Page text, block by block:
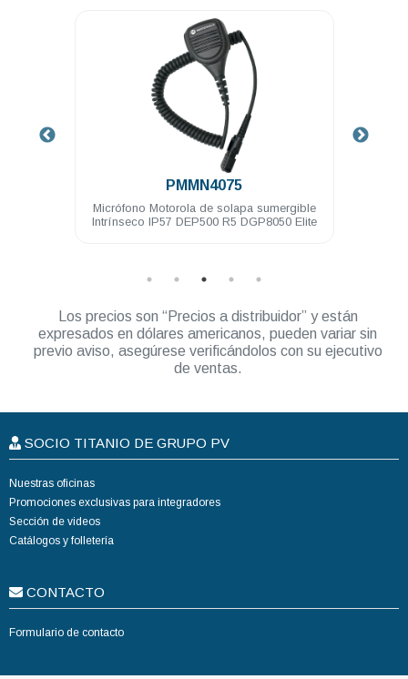
PMMN4075
Micrófono Motorola de solapa sumergible
Intrínseco IP57 DEP500 R5 DGP8050 Elite
Los precios son “Precios a distribuidor” y están
expresados en dólares americanos, pueden variar sin
previo aviso, asegúrese verificándolos con su ejecutivo
de ventas.
SOCIO TITANIO DE GRUPO PV
Nuestras oficinas
Promociones exclusivas para integradores
Sección de videos
Catálogos y folletería
CONTACTO
Formulario de contacto